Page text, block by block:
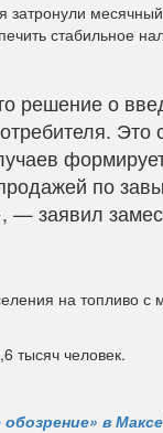
затронули
стабильное
решение о
Это
по
— заявил
на топливо с
тысяч человек.
в